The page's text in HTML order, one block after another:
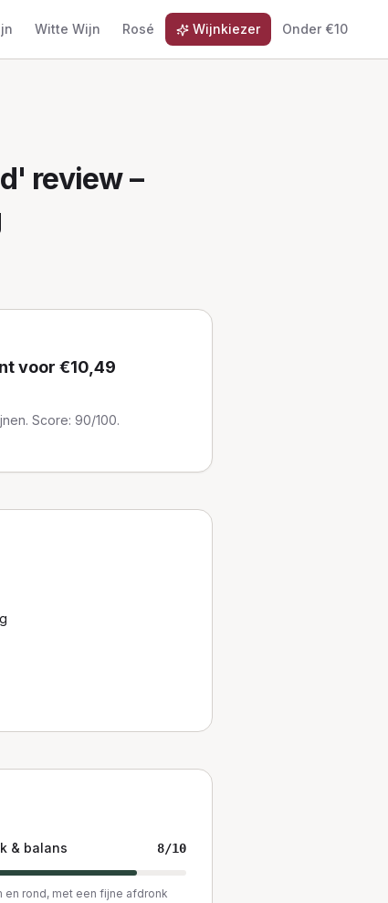
Witte Wijn Rosé Wijnkiezer Onder €10
review –
voor €10,49
Score: 90/100.
& balans 8/10
en rond, met een fijne afdronk